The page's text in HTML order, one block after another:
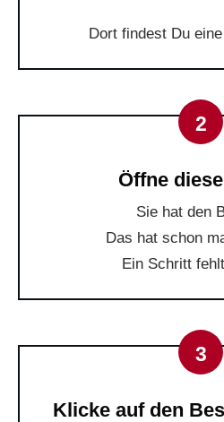
Dort findest Du
2
Öffne
Sie hat den
Das hat schon
Ein Schritt
3
Klicke auf den